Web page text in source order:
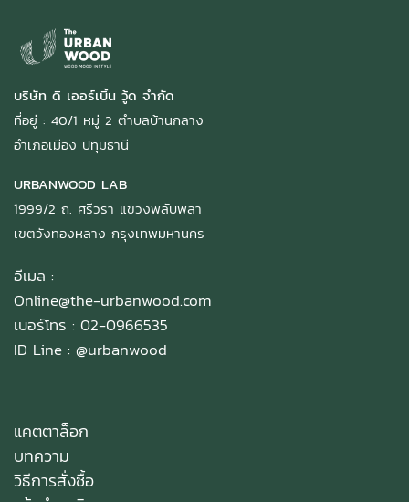
บริษัท ดิ เออร์เบิ้น วู้ด จำกัด
ที่อยู่ : 40/1 หมู่ 2 ตำบลบ้านกลาง
อำเภอเมือง ปทุมธานี
URBANWOOD LAB
1999/2 ถ. ศรีวรา แขวงพลับพลา
เขตวังทองหลาง กรุงเทพมหานคร
อีเมล :
Online@the-urbanwood.com
เบอร์โทร : 02-0966535
ID Line : @urbanwood
แคตตาล็อก
บทความ
วิธีการสั่งซื้อ